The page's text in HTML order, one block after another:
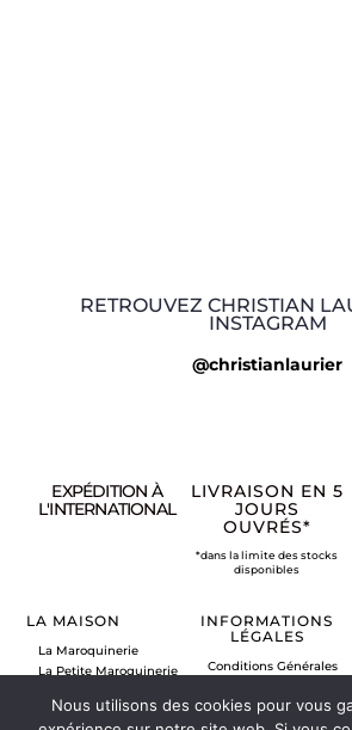
RETROUVEZ CHRISTIAN
INSTAGRAM
@christianlaurier
EXPÉDITION À
L'INTERNATIONAL
LIVRAISON EN 5
JOURS
OUVRÉS*
*dans la limite des stocks
disponibles
LA MAISON
La Maroquinerie
La Petite Maroquinerie
Nous contacter
INFORMATIONS
LÉGALES
Conditions Générales
Mentions légales
Politique de retour
Nous utilisons des cookies pour vous